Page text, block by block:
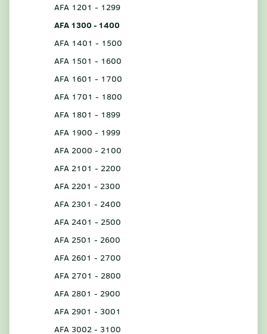
AFA 1201 - 1299
AFA 1300 - 1400
AFA 1401 - 1500
AFA 1501 - 1600
AFA 1601 - 1700
AFA 1701 - 1800
AFA 1801 - 1899
AFA 1900 - 1999
AFA 2000 - 2100
AFA 2101 - 2200
AFA 2201 - 2300
AFA 2301 - 2400
AFA 2401 - 2500
AFA 2501 - 2600
AFA 2601 - 2700
AFA 2701 - 2800
AFA 2801 - 2900
AFA 2901 - 3001
AFA 3002 - 3100